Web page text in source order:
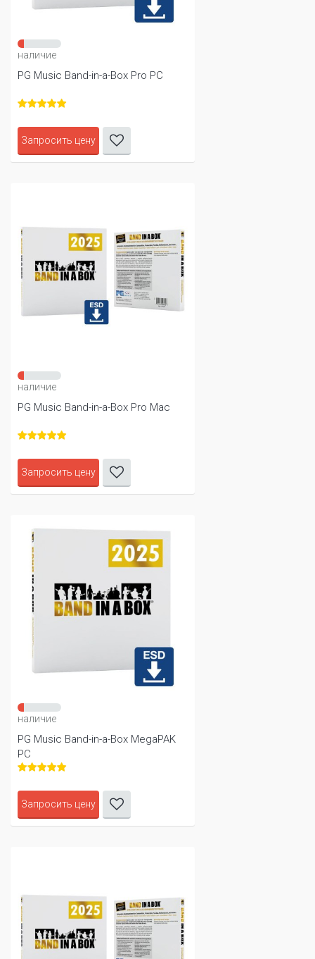
наличие
PG Music Band-in-a-Box Pro PC
Запросить цену
наличие
PG Music Band-in-a-Box Pro Mac
Запросить цену
наличие
PG Music Band-in-a-Box MegaPAK
PC
Запросить цену